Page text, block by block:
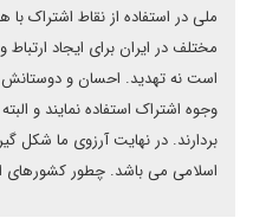
ملی در استفاده از نقاط اشتراک
مختلف در ایران برای ایجاد
است نه تهدید. احسان و دوستانش
وجوه اشتراک استفاده نمایند و
بردارند. در نهایت آرزوی ما شکل
اسلامی می باشد. چطور کشورهای